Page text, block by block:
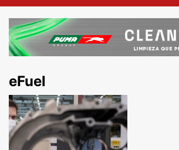
eFuel